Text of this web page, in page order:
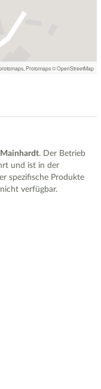
Protomaps©OpenStreetMap
Mainhardt. Der Betrieb
und ist in der
spezifische Produkte
verfügbar.